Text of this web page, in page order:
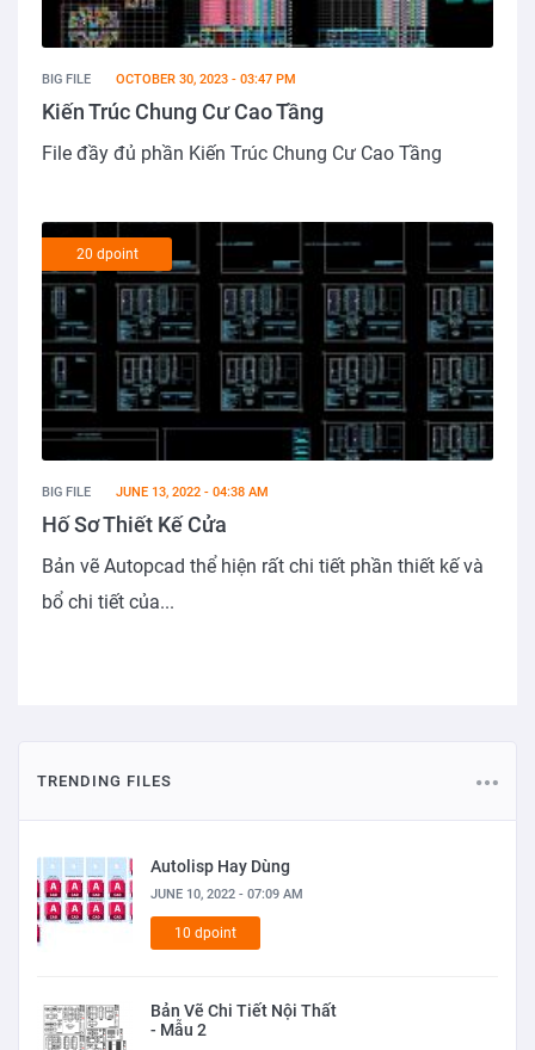
BIG FILE OCTOBER 30, 2023 - 03:47 PM
Kiến Trúc Chung Cư Cao Tầng
File đầy đủ phần Kiến Trúc Chung Cư Cao Tầng
20 dpoint
BIG FILE JUNE 13, 2022 - 04:38 AM
Hố Sơ Thiết Kế Cửa
Bản vẽ Autopcad thể hiện rất chi tiết phần thiết kế và
bổ chi tiết của...
TRENDING FILES
Autolisp Hay Dùng
JUNE 10, 2022 - 07:09 AM
10 dpoint
Bản Vẽ Chi Tiết Nội Thất
- Mẫu 2